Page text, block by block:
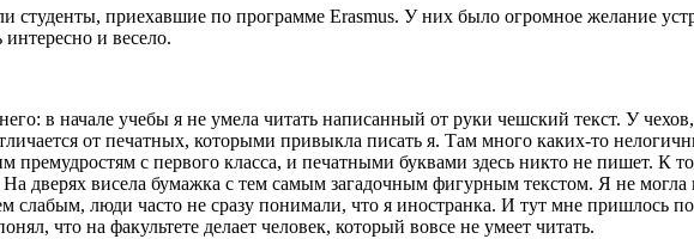
студенты, приехавшие по программе Erasmus. У них было огромное желание
и весело.
в начале учебы я не умела читать написанный от руки чешский текст. У
от печатных, которыми привыкла писать я. Там много каких-то
премудростям с первого класса, и печатными буквами здесь никто не пишет. К
дверях висела бумажка с тем самым загадочным фигурным текстом. Я не могла
слабым, люди часто не сразу понимали, что я иностранка. И тут мне пришлось
что на факультете делает человек, который вовсе не умеет читать.